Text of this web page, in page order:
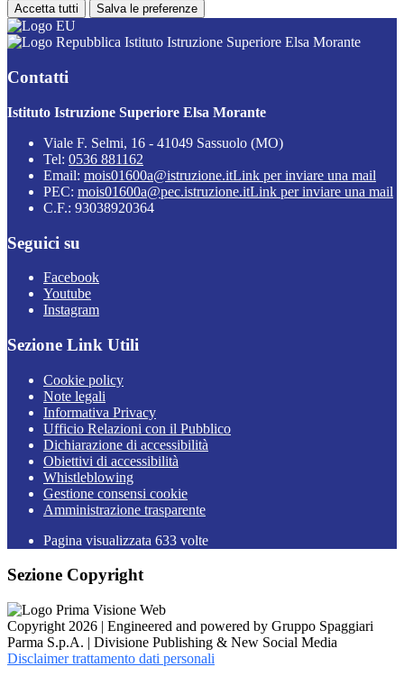
Accetta tutti Salva le preferenze
Istituto Istruzione Superiore Elsa Morante
Contatti
Istituto Istruzione Superiore Elsa Morante
Viale F. Selmi, 16 - 41049 Sassuolo (MO)
Tel: 0536 881162
Email: mois01600a@istruzione.itLink per inviare una mail
PEC: mois01600a@pec.istruzione.itLink per inviare una mail
C.F.: 93038920364
Seguici su
Facebook
Youtube
Instagram
Sezione Link Utili
Cookie policy
Note legali
Informativa Privacy
Ufficio Relazioni con il Pubblico
Dichiarazione di accessibilità
Obiettivi di accessibilità
Whistleblowing
Gestione consensi cookie
Amministrazione trasparente
Pagina visualizzata 633 volte
Sezione Copyright
Copyright 2026 | Engineered and powered by Gruppo Spaggiari
Parma S.p.A. | Divisione Publishing & New Social Media
Disclaimer trattamento dati personali